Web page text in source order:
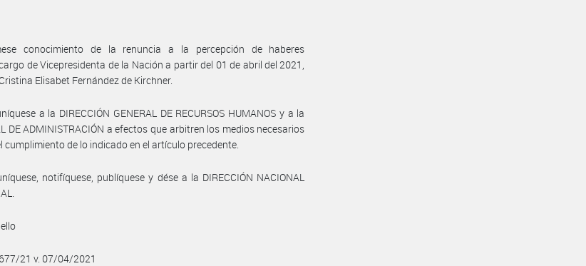
conocimiento de la renuncia a la percepción de haberes
de Vicepresidenta de la Nación a partir del 01 de abril del 2021,
Elisabet Fernández de Kirchner.
a la DIRECCIÓN GENERAL DE RECURSOS HUMANOS y a la
DE ADMINISTRACIÓN a efectos que arbitren los medios necesarios
cumplimiento de lo indicado en el artículo precedente.
notifíquese, publíquese y dése a la DIRECCIÓN NACIONAL
21 v. 07/04/2021